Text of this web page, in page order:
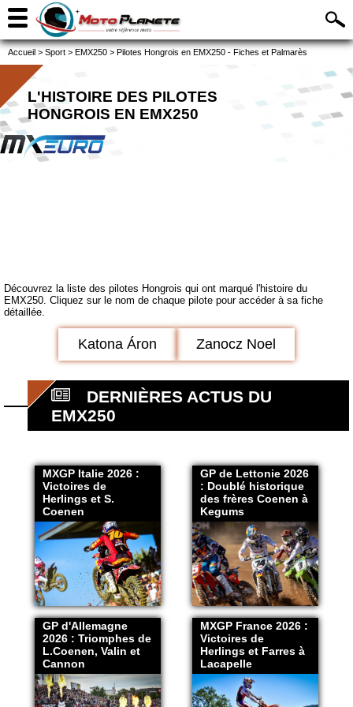
Accueil > Sport > EMX250 > Pilotes Hongrois en EMX250 - Fiches et Palmarès
L'HISTOIRE DES PILOTES
HONGROIS EN EMX250
Découvrez la liste des pilotes Hongrois qui ont marqué l'histoire du
EMX250. Cliquez sur le nom de chaque pilote pour accéder à sa fiche
détaillée.
Katona Áron Zanocz Noel
DERNIÈRES ACTUS DU
EMX250
MXGP Italie 2026 :
Victoires de
Herlings et S.
Coenen
GP de Lettonie 2026
: Doublé historique
des frères Coenen à
Kegums
GP d'Allemagne
2026 : Triomphes de
L.Coenen, Valin et
Cannon
MXGP France 2026 :
Victoires de
Herlings et Farres à
Lacapelle